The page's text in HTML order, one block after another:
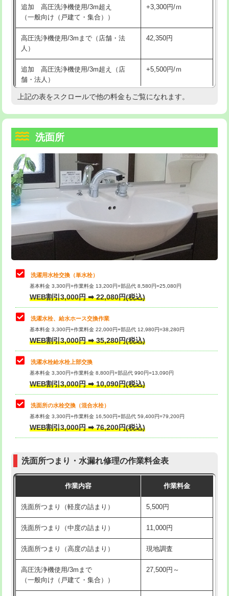
マス交換（深さ50㎝以上） 66,000円
コンクリート斫り（厚さ10㎝まで） 27,500円
コンクリート斫り（厚さ10㎝超え）
モルタル補修（厚さ10㎝まで）
モルタル補修（厚さ10㎝超え） 38,500円
洗面台設置 38,500円
追加人工
廃棄・処分 現場見積
※給水管工事は20mmまでの価格です。
持込商品取付（混合水栓） 16,500円
給水管工事※（ホール加工)
給水管工事※（バンド止め) 3,300円
給水管工事※（支持金具設置) 5,500円
給水管工事※（保温材使用（バンド止
め込み）)
5,500円
給水管工事※（土の掘削・埋め戻し作
業)
11,000円
給水管工事※（塩ビ管（VP・HI）使
用/3ｍまで)
33,000円
給水管工事※（塩ビ管（VP・HI）使
用（追加）/3ｍ超え)
給水管工事※（ライニング鋼管・銅
管・ポリ管・HT管使用/3ｍまで)
44,000円
給水管工事※（ライニング鋼管・銅
管・ポリ管・HT管使用/3ｍ超え)
排水管工事（土の掘削・埋め戻し作
業）
排水管工事（排水管工事/3ｍまで） 55,000円
排水管工事（追加 排水管工事/3ｍ超
え）
マス交換（土の掘削・埋め戻し作業）
マス交換（深さ50㎝未満）
マス交換（深さ50㎝以上）
モルタル補修（厚さ10㎝まで） 27,500円
モルタル補修（厚さ10㎝超え） 38,500円
洗面台設置 38,500円
バスタブ設置 現場見積
追加人工 16,500円
追加 高圧洗浄機使用/3m超え
（一般向け（戸建て・集合））
+3,300円/ｍ
高圧洗浄機使用/3mまで（店舗・法
人）
42,350円
追加 高圧洗浄機使用/3m超え（店
舗・法人）
+5,500円/ｍ
高度高圧洗浄換 現地調査
トーラー機使用/3mまで
追加トーラー機使用/3m超え +3,300円
カメラ調査 33,000円
桝清掃
止水・漏水調査・防水処理・清掃・修
理・調整・分解・加工など（軽作業）
11,000円
止水・漏水調査・防水処理・清掃・修
理・調整・分解・加工など（中作業）
22,000円
止水・漏水調査・防水処理・清掃・修
理・調整・分解・加工など（重作業）
33,000円
キッチンタンク脱着
その他部品の脱着
交換・取付（タンク）
交換・取付(単水栓（壁付・デッキ
式）)
交換・取付(混合水栓（壁付・デッキ
式・ワンホール）)
16,500円+材料費
（P/S/ポップアップ））
交換・取付（その他部品） 11,000円+材料費
持込商品取付（単水栓） 13,200円
持込商品取付（混合水栓） 16,500円
持込商品取付（浄水器・分岐水栓） 16,500円
給水管工事※（ホール加工) 16,500円
給水管工事※（バンド止め)
上記の表をスクロールで他の料金もご覧になれます。
洗面所
洗濯用水栓交換（単水栓）
基本料金 3,300円+作業料金 13,200円+部品代 8,580円=25,080円
WEB割引3,000円 ➡ 22,080円(税込)
洗濯水栓、給水ホース交換作業
基本料金 3,300円+作業料金 22,000円+部品代 12,980円=38,280円
WEB割引3,000円 ➡ 35,280円(税込)
洗濯水栓給水栓上部交換
基本料金 3,300円+作業料金 8,800円+部品代 990円=13,090円
WEB割引3,000円 ➡ 10,090円(税込)
洗面所の水栓交換（混合水栓）
基本料金 3,300円+作業料金 16,500円+部品代 59,400円=79,200円
WEB割引3,000円 ➡ 76,200円(税込)
洗面所つまり・水漏れ修理の作業料金表
作業内容 作業料金
洗面所つまり（軽度の詰まり） 5,500円
洗面所つまり（中度の詰まり） 11,000円
洗面所つまり（高度の詰まり） 現地調査
高圧洗浄機使用/3mまで
（一般向け（戸建て・集合））
27,500円～